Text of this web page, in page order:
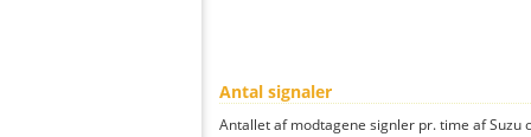
Antal signaler
Antallet af modtagene signler pr. time af Suzu